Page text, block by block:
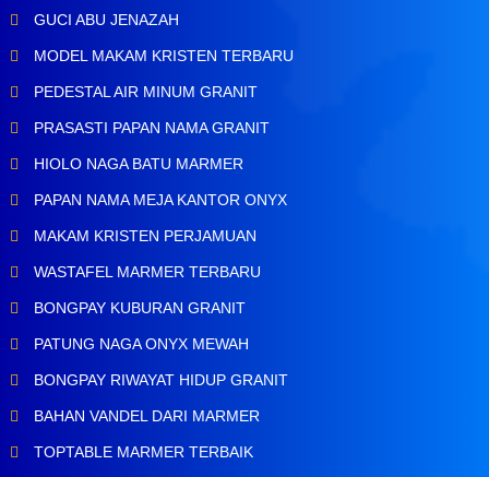
GUCI ABU JENAZAH
MODEL MAKAM KRISTEN TERBARU
PEDESTAL AIR MINUM GRANIT
PRASASTI PAPAN NAMA GRANIT
HIOLO NAGA BATU MARMER
PAPAN NAMA MEJA KANTOR ONYX
MAKAM KRISTEN PERJAMUAN
WASTAFEL MARMER TERBARU
BONGPAY KUBURAN GRANIT
PATUNG NAGA ONYX MEWAH
BONGPAY RIWAYAT HIDUP GRANIT
BAHAN VANDEL DARI MARMER
TOPTABLE MARMER TERBAIK